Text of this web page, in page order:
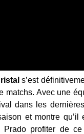
s’est
Avec une
dans les
et montre qu’il
profiter de